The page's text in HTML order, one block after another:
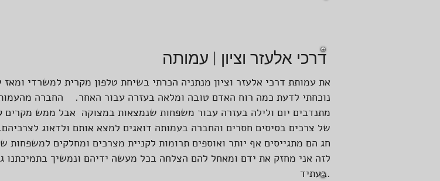
נוכחתי לדעת כמה רוח האדם טובה ומלאה בעזרה עבור האחר. החברה
מתנדבים יום ולילה בעזרה עבור משפחות שנמצאות במצוקה אבל ממש מקרים
של צרכים בסיסים חסרים והחברה בעמותה דואגים למצא אותם ולדאוג
חג הם מתגייסים אף יותר ואוספים תרומות לקניית מצרכים ומחלקים למשפחות
לזה אני מחזק את ידם ומאחל להם הצלחה בכל מעשה ידיהם ונמשיך בתמיכתנו
בעתיד.
דרכי אלעזר וציון | עמותה